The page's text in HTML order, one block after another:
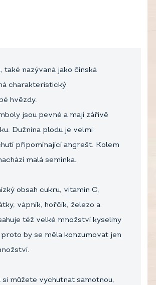
také nazývaná jako čínská
charakteristický
hvězdy.
jsou pevné a mají zářivě
Dužnina plodu je velmi
připomínající angrešt. Kolem
malá semínka.
obsah cukru, vitamin C,
vápník, hořčík, železo a
též velké množství kyseliny
by se měla konzumovat jen
si můžete vychutnat samotnou,